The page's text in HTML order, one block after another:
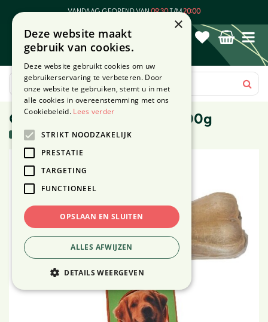
VANDAAG GEOPEND VAN09:30T/M20:00
Gevuld bot pens 13cm 80-100g
13 stuks in voorraad
×
Deze website maakt
gebruik van cookies.
Deze website gebruikt cookies om uw
gebruikerservaring te verbeteren. Door
onze website te gebruiken, stemt u in met
alle cookies in overeenstemming met ons
Cookiebeleid. Lees verder
STRIKT NOODZAKELIJK
PRESTATIE
TARGETING
FUNCTIONEEL
OPSLAAN EN SLUITEN
ALLES AFWIJZEN
DETAILS WEERGEVEN